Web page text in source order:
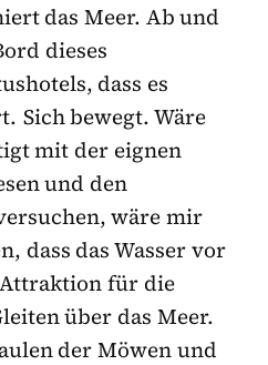
das Meer. Ab und
dieses
dass es
Sich bewegt. Wäre
mit der eignen
und den
wäre mir
dass das Wasser vor
für die
über das Meer.
der Möwen und